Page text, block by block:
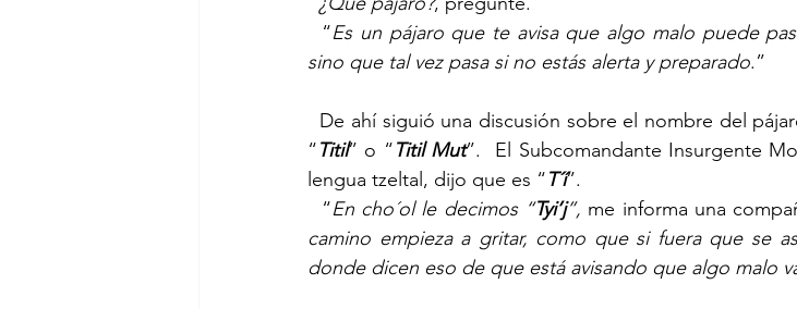
“Es un pájaro que te avisa que algo malo puede
sino que tal vez pasa si no estás alerta y preparado.”
De ahí siguió una discusión sobre el nombre del
“Titil” o “Titil Mut”.  El Subcomandante Insurgente
lengua tzeltal, dijo que es “T´í”.
“En cho´ol le decimos “Tyi’j”, me informa una
camino empieza a gritar, como que si fuera que se
donde dicen eso de que está avisando que algo malo